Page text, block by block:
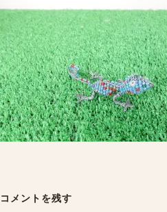
navigation
コメントを残す